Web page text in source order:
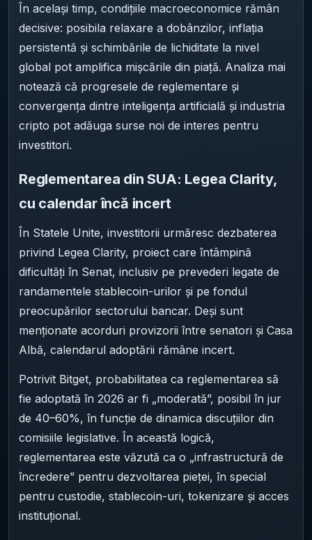
În același timp, condițiile macroeconomice rămân
decisive: posibila relaxare a dobânzilor, inflația
persistentă și schimbările de lichiditate la nivel
global pot amplifica mișcările din piață. Analiza mai
notează că progresele de reglementare și
convergența dintre inteligența artificială și industria
cripto pot adăuga surse noi de interes pentru
investitori.
Reglementarea din SUA: Legea Clarity,
cu calendar încă incert
În Statele Unite, investitorii urmăresc dezbaterea
privind Legea Clarity, proiect care întâmpină
dificultăți în Senat, inclusiv pe prevederi legate de
randamentele stablecoin-urilor și pe fondul
preocupărilor sectorului bancar. Deși sunt
menționate acorduri provizorii între senatori și Casa
Albă, calendarul adoptării rămâne incert.
Potrivit Bitget, probabilitatea ca reglementarea să
fie adoptată în 2026 ar fi „moderată”, posibil în jur
de 40–60%, în funcție de dinamica discuțiilor din
comisiile legislative. În această logică,
reglementarea este văzută ca o „infrastructură de
încredere” pentru dezvoltarea pieței, în special
pentru custodie, stablecoin-uri, tokenizare și acces
instituțional.